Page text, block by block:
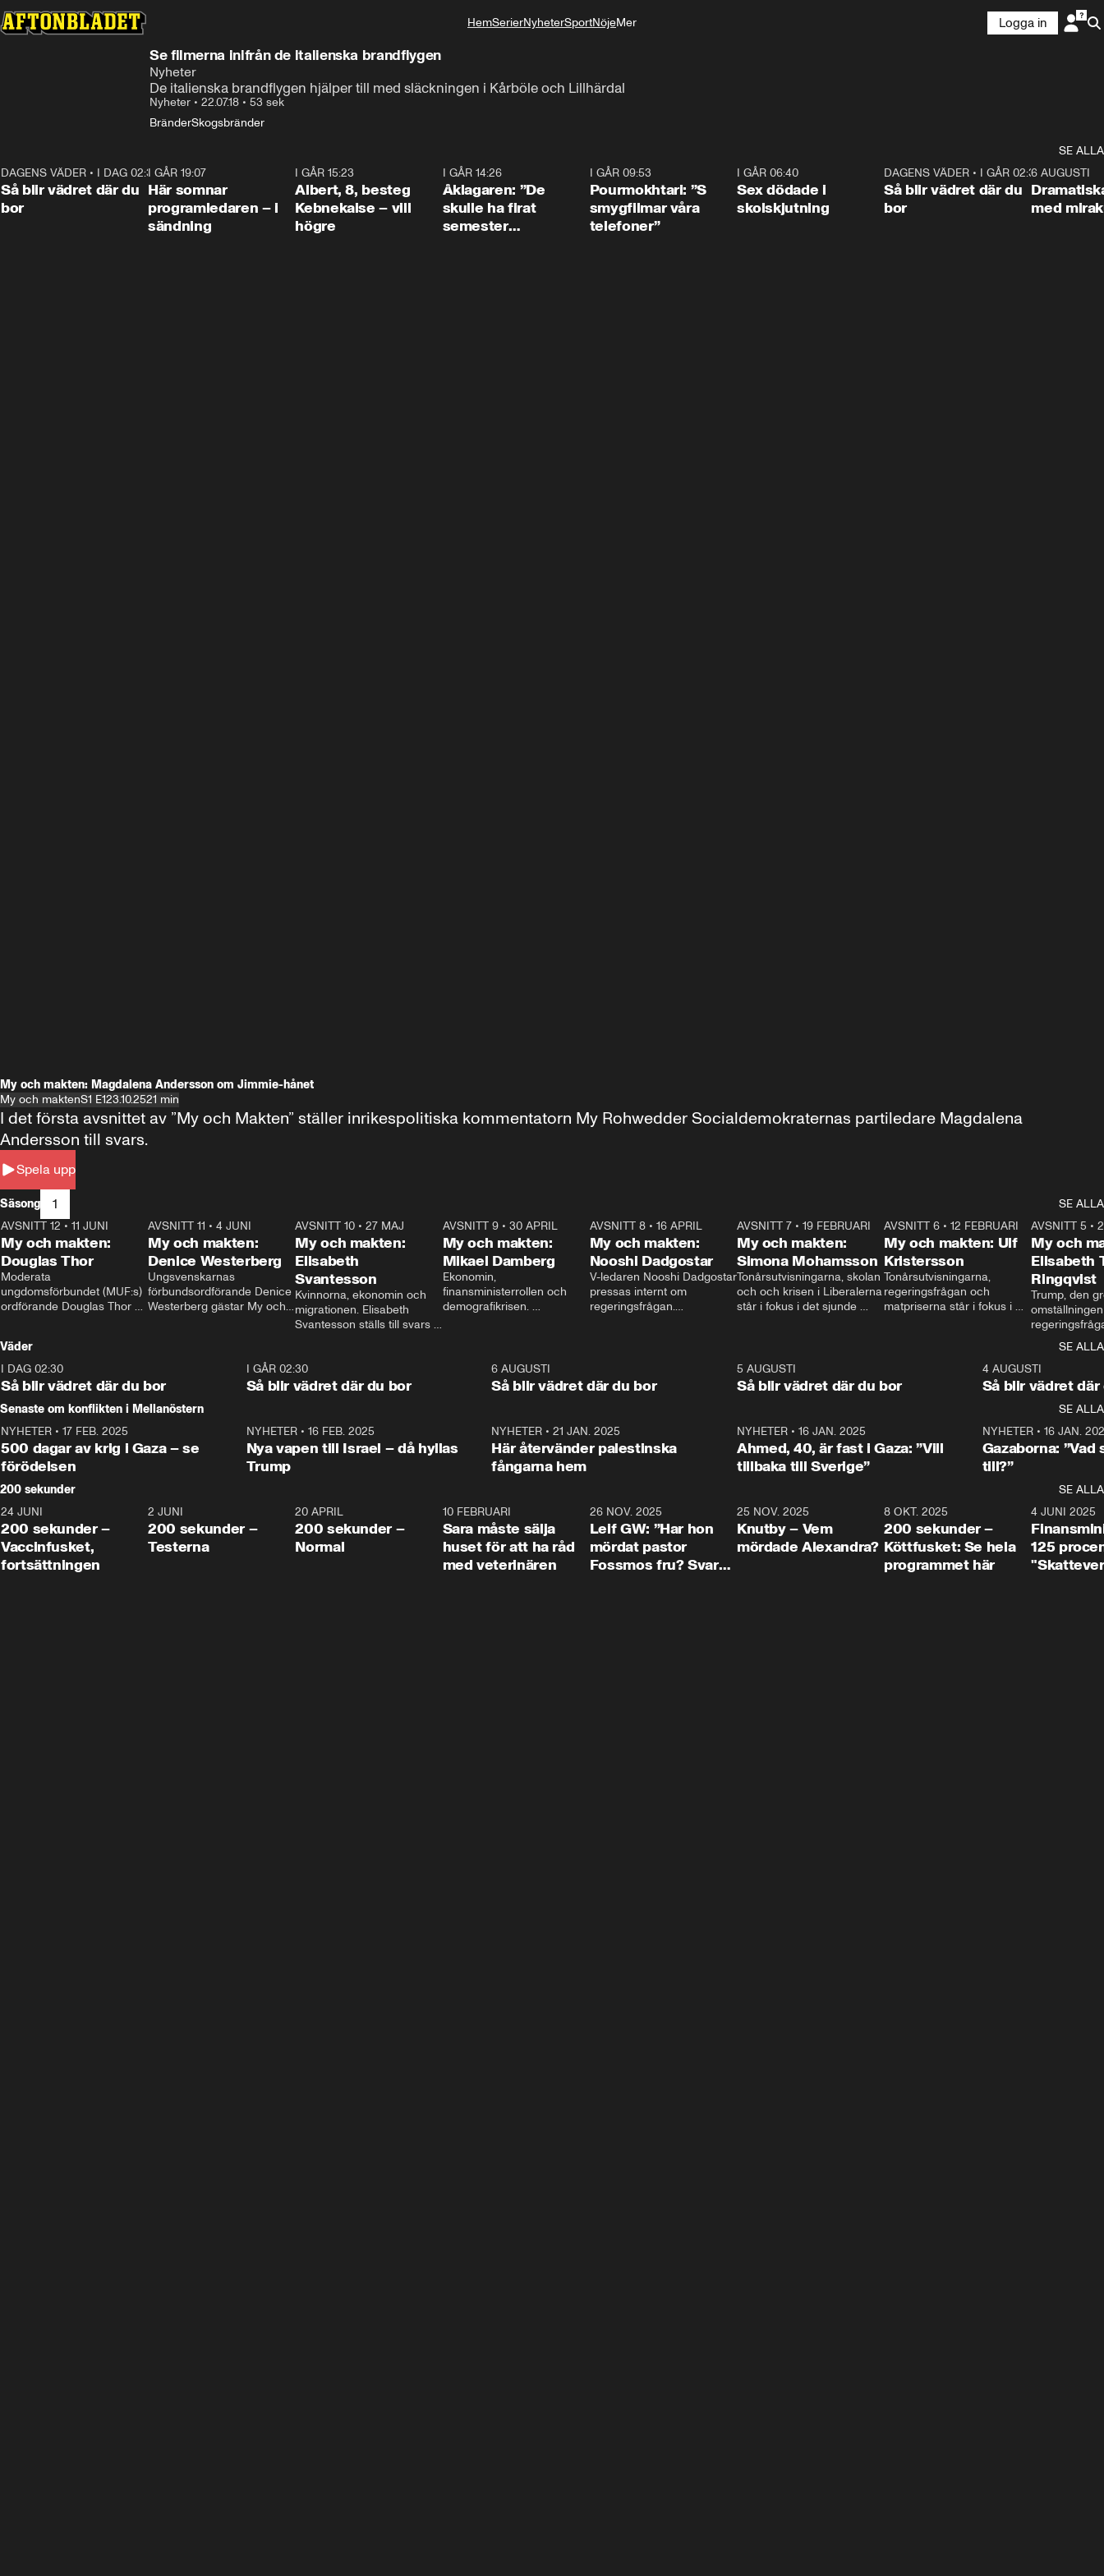
HemSerierNyheterSportNöjeMer
Logga in
Se filmerna inifrån de italienska brandflygen
Nyheter
De italienska brandflygen hjälper till med släckningen i Kårböle och Lillhärdal
Nyheter • 22.07.18 • 53 sek
BränderSkogsbränder
SE ALLA
1:06
DAGENS VÄDER • I DAG 02:30
Så blir vädret där du
bor
I GÅR 19:07
Här somnar
programledaren – i
sändning
I GÅR 15:23
Albert, 8, besteg
Kebnekaise – vill
högre
I GÅR 14:26
Åklagaren: ”De
skulle ha firat
semester
I GÅR 09:53
Pourmokhtari: ”S
smygfilmar våra
telefoner”
I GÅR 06:40
Sex dödade i
skolskjutning
1:06
DAGENS VÄDER • I GÅR 02:30
Så blir vädret där du
bor
6 AUGUSTI
med
My och makten: Magdalena Andersson om Jimmie-hånet
My och maktenS1 E123.10.2521 min
Spela upp
I det första avsnittet av ”My och Makten” ställer inrikespolitiska kommentatorn My Rohwedder Socialdemokraternas partiledare Magdalena
Andersson till svars.
Säsong 1
SE ALLA
26:27
AVSNITT 12 • 11 JUNI
My och makten:
Douglas Thor
Moderata
ungdomsförbundet (MUF:s)
ordförande Douglas Thor
tonårsutvisningarna och hur
Moderaterna ska locka
väljare till valet i höst.
23:40
AVSNITT 11 •4 JUNI
My och makten:
Denice Westerberg
Ungsvenskarnas
förbundsordförande Denice
Westerberg gästar My och
AVSNITT 10 •27 MAJ
My och makten:
Elisabeth
Svantesson
Kvinnorna, ekonomin och
migrationen. Elisabeth
Svantesson ställs till svars
AVSNITT 9• 30 APRIL
My och makten:
Mikael Damberg
Ekonomin,
finansministerrollen och
demografikrisen.
och Makten.
AVSNITT 8• 16 APRIL
My och makten:
Nooshi Dadgostar
V-ledaren Nooshi Dadgostar
pressas internt om
regeringsfrågan.
– Vi ställer upp i val. Ska vi
vara med så sitter vi förstås
24:30
AVSNITT 7• 19 FEBRUARI
My och makten:
Simona Mohamsson
Tonårsutvisningarna, skolan
och och krisen i Liberalerna
står i fokus i det sjunde
kommentator My
Rohwedder ställer
utbildnings- och
Mohamsson till svars.
27:30
AVSNITT 6 •12 FEBRUARI
My och makten: Ulf
Kristersson
Tonårsutvisningarna,
regeringsfrågan och
matpriserna står i fokus i
Rohwedder ställer
statsminister Ulf Kristersson
AVSNITT 5 •
My och
Elisabeth
Ringqvist
Trump, den
centrum i
avsnittet av
Makten”. Se
Aftonbladets
Rohwedder
Thand Ring
Väder
SE ALLA
I DAG 02:30
Så blir vädret där du bor
1:06
I GÅR 02:30
Så blir vädret där du bor
6 AUGUSTI
Så blir vädret där du bor
5 AUGUSTI
Så blir vädret där du bor
4 AUGUSTI
Så blir vädret där
Senaste om konflikten i Mellanöstern
SE ALLA
NYHETER • 17 FEB. 2025
500 dagar av krig i Gaza – se
förödelsen
NYHETER• 16 FEB. 2025
Nya vapen till Israel – då hyllas
Trump
NYHETER •21 JAN. 2025
Här återvänder palestinska
fångarna hem
NYHETER• 16 JAN. 2025
Ahmed, 40, är fast i Gaza: ”Vill
tillbaka till Sverige”
NYHETER• 16 JAN.
Gazaborna:
till?”
200 sekunder
SE ALLA
5:00
24 JUNI
200 sekunder –
Vaccinfusket,
fortsättningen
4:23
2 JUNI
200 sekunder –
Testerna
20 APRIL
200 sekunder –
Normal
10 FEBRUARI
Sara måste sälja
huset för att ha råd
med veterinären
26 NOV. 2025
Leif GW: ”Har hon
mördat pastor
Fossmos fru? Svar
31:05
25 NOV. 2025
Knutby – Vem
mördade Alexandra?
4:29
8 OKT. 2025
200 sekunder –
Köttfusket: Se hela
programmet här
4 JUNI 2025
125